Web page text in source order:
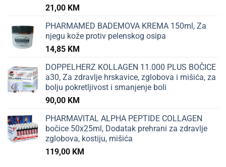
21,00 KM
PHARMAMED BADEMOVA KREMA 150ml, Za
njegu kože protiv pelenskog osipa
14,85 KM
DOPPELHERZ KOLLAGEN 11.000 PLUS BOČICE
a30, Za zdravlje hrskavice, zglobova i mišića, za
bolju pokretljivost i smanjenje boli
90,00 KM
PHARMAVITAL ALPHA PEPTIDE COLLAGEN
bočice 50x25ml, Dodatak prehrani za zdravlje
zglobova, kostiju, mišića
119,00 KM